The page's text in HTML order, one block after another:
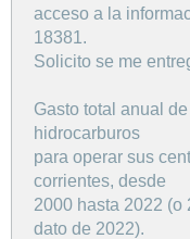
acceso a la
18381.
Solicito se me
Gasto total anual
hidrocarburos
para operar sus
corrientes, desde
2000 hasta 2022 (o
dato de 2022).